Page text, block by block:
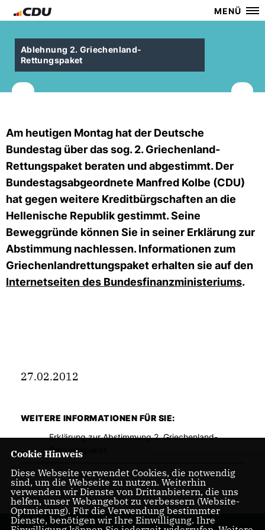
MENÜ
Ablehnung 2. Griechenland-
Rettungspaket
Am heutigen Montag hat der Deutsche
Bundestag über das sog. 2. Griechenland-
Rettungspaket beraten und abgestimmt. Der
Bundestagsabgeordnete Manfred Kolbe (CDU)
hat gegen weitere Kreditbürgschaften an die
Hellenische Republik gestimmt. Seine
Beweggründe können Sie in seiner Erklärung zur
Abstimmung nachlessen. Informationen zum
Griechenlandrettungspaket erhalten sie auf den
Internetseiten des Bundesfinanzministeriums.
27.02.2012
WEITERE INFORMATIONEN FÜR SIE:
Erklärung zur Abstimmung 2. Griechenland-
Rettungspaket.
Cookie Hinweis
Diese Webseite verwendet Cookies, die notwendig
sind, um die Webseite zu nutzen. Weiterhin
verwenden wir Dienste von Drittanbietern, die uns
helfen, unser Webangebot zu verbessern (Website-
Optmierung). Für die Verwendung bestimmter
Dienste, benötigen wir Ihre Einwilligung. Ihre